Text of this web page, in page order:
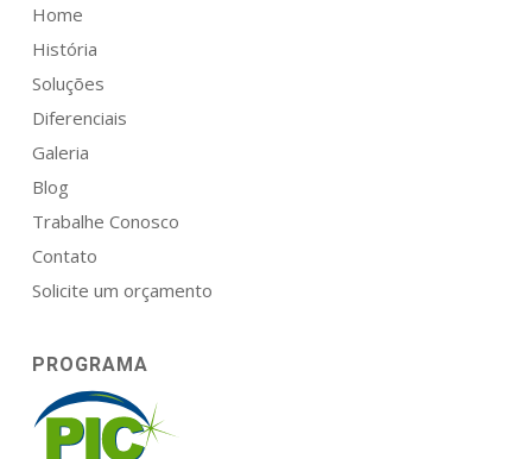
Home
História
Soluções
Diferenciais
Galeria
Blog
Trabalhe Conosco
Contato
Solicite um orçamento
PROGRAMA